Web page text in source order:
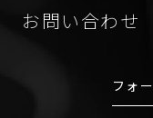
お問い合わせ
フォ